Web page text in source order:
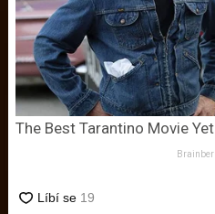
The Best Tarantino Movie Yet